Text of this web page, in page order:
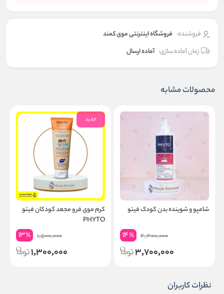
فروشنده: فروشگاه اینترنتی موی کمند
زمان آماده سازی: آماده ارسال
محصولات مشابه
شامپو و شوینده بدن کودک فیتو
4,300,000
14%
3,700,000
جدید
کرم موی فر و مجعد کودکان فیتو
PHYTO
1,500,000
13%
1,300,000
نظرات کاربران